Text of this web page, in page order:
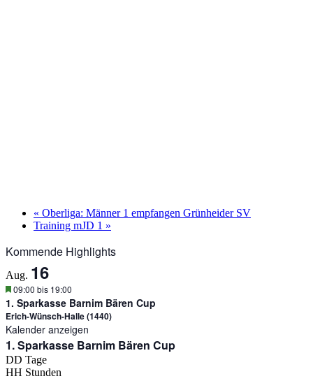
« Oberliga: Männer 1 empfangen Grünheider SV
Training mJD 1 »
Kommende Highlights
Aug. 16
Hervorgehoben
09:00 bis 19:00
1. Sparkasse Barnim Bären Cup
Erich-Wünsch-Halle (1440)
Kalender anzeigen
1. Sparkasse Barnim Bären Cup
DD Tage
HH Stunden